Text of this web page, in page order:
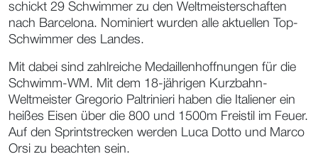
schickt 29 Schwimmer zu den Weltmeisterschaften
nach Barcelona. Nominiert wurden alle aktuellen Top-
Schwimmer des Landes.
Mit dabei sind zahlreiche Medaillenhoffnungen für die
Schwimm-WM. Mit dem 18-jährigen Kurzbahn-
Weltmeister Gregorio Paltrinieri haben die Italiener ein
heißes Eisen über die 800 und 1500m Freistil im Feuer.
Auf den Sprintstrecken werden Luca Dotto und Marco
Orsi zu beachten sein.